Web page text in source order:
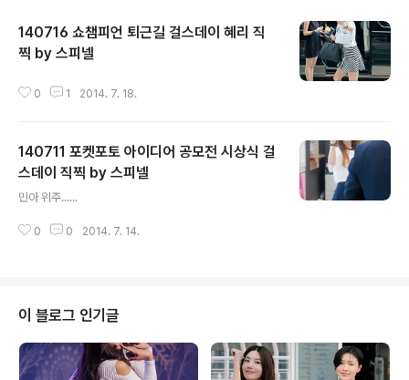
140716 쇼챔피언 퇴근길 걸스데이 혜리 직
찍 by 스피넬
0 1 2014. 7. 18.
140711 포켓포토 아이디어 공모전 시상식 걸
스데이 직찍 by 스피넬
민아 위주......
0 0 2014. 7. 14.
이 블로그 인기글